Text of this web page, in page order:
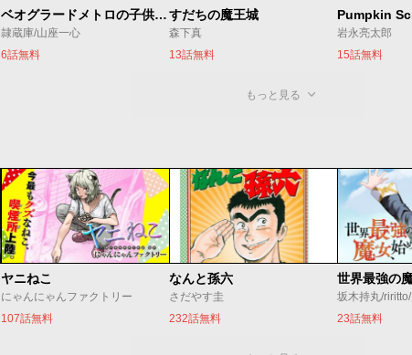
ベオグラードメトロの子供たち
隷蔵庫/山座一心
6話無料
すだちの魔王城
森下真
13話無料
Pumpkin
岩永亮太郎
15話無料
もっと見る
ヤニねこ
にゃんにゃんファクトリー
107話無料
なんと孫六
さだやす圭
232話無料
坂木持丸/
23話無料